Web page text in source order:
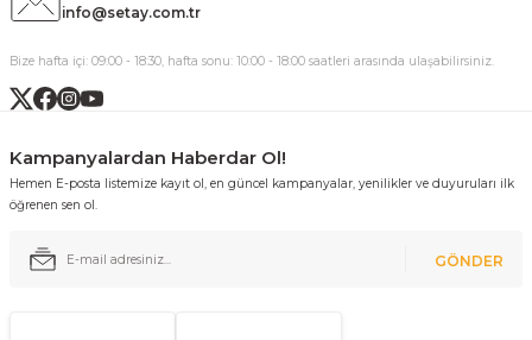
info@setay.com.tr
Bize hafta içi: 09:00 - 18:30, hafta sonu: 10:00 - 18:00 saatleri arasında ulaşabilirsiniz.
Kampanyalardan Haberdar Ol!
Hemen E-posta listemize kayıt ol, en güncel kampanyalar, yenilikler ve duyuruları ilk
öğrenen sen ol.
GÖNDER